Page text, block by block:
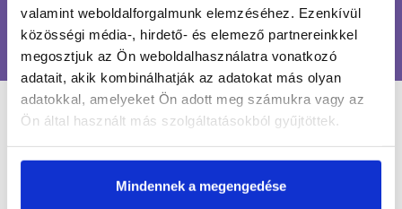
valamint weboldalforgalmunk elemzéséhez. Ezenkívül
közösségi média-, hirdető- és elemező partnereinkkel
megosztjuk az Ön weboldalhasználatra vonatkozó
adatait, akik kombinálhatják az adatokat más olyan
adatokkal, amelyeket Ön adott meg számukra vagy az
Ön által használt más szolgáltatásokból gyűjtöttek.
Mindennek a megengedése
100% BIZTONSÁGOS
ONLINE VÁSÁRLÁS
LÉGY NAPRAKÉSZ
Értesülj egy pillantás alatt a legújabb körmös